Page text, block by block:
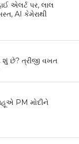
એલર્ટ પર, લાલ
AI કેમેરાથી
શું છે? ત્રીજી વખત
PM મોદીને